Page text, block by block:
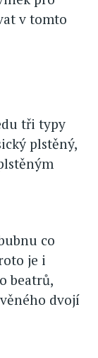
v tomto
tři typy
plstěný,
co
je i
beatrů,
dvojí